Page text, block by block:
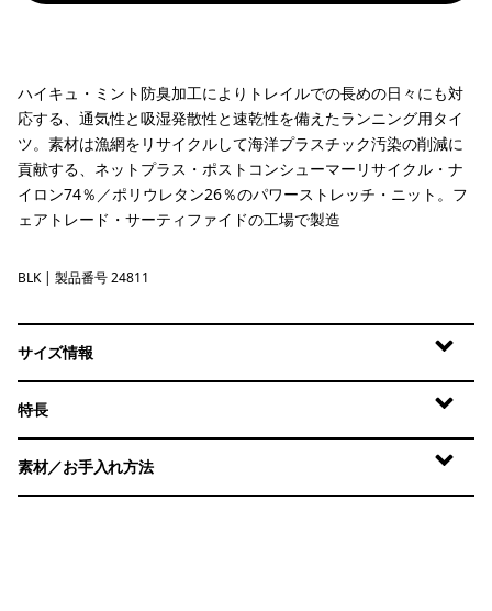
ハイキュ・ミント防臭加工によりトレイルでの長めの日々にも対
応する、通気性と吸湿発散性と速乾性を備えたランニング用タイ
ツ。素材は漁網をリサイクルして海洋プラスチック汚染の削減に
貢献する、ネットプラス・ポストコンシューマーリサイクル・ナ
イロン74％／ポリウレタン26％のパワーストレッチ・ニット。フ
ェアトレード・サーティファイドの工場で製造
Black
BLK | 製品番号 24811
サイズ情報
特長
素材／お手入れ方法